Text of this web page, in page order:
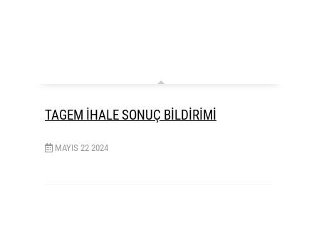
TAGEM İHALE SONUÇ BİLDİRİMİ
MAYIS 22 2024